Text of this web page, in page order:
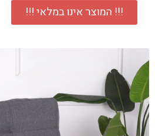
!!! המוצר אינו במלאי !!!